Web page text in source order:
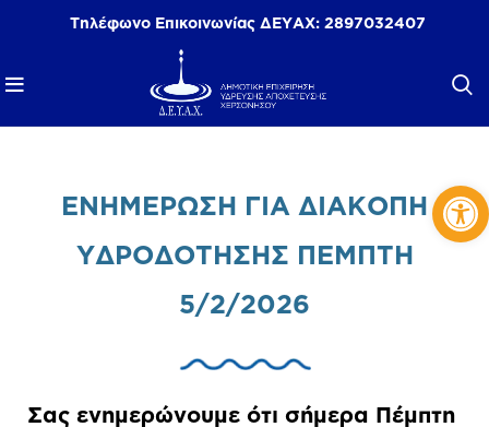
Τηλέφωνο Επικοινωνίας ΔΕΥΑΧ: 2897032407
ΕΝΗΜΕΡΩΣΗ ΓΙΑ ΔΙΑΚΟΠΗ
ΥΔΡΟΔΟΤΗΣΗΣ ΠΕΜΠΤΗ
5/2/2026
Σας ενημερώνουμε ότι σήμερα Πέμπτη